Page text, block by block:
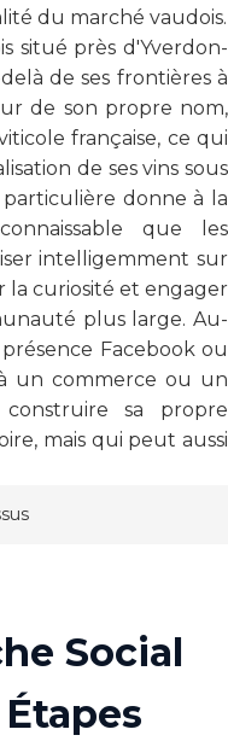
du marché vaudois.
situé près d'Yverdon-
de ses frontières à
de son propre nom,
française, ce qui
de ses vins sous
donne à la
que les
intelligemment sur
la curiosité et engager
plus large. Au-
Facebook ou
un commerce ou un
sa propre
mais qui peut aussi
Social